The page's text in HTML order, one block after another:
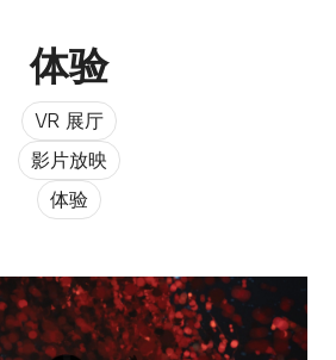
体验
VR 展厅
影片放映
体验